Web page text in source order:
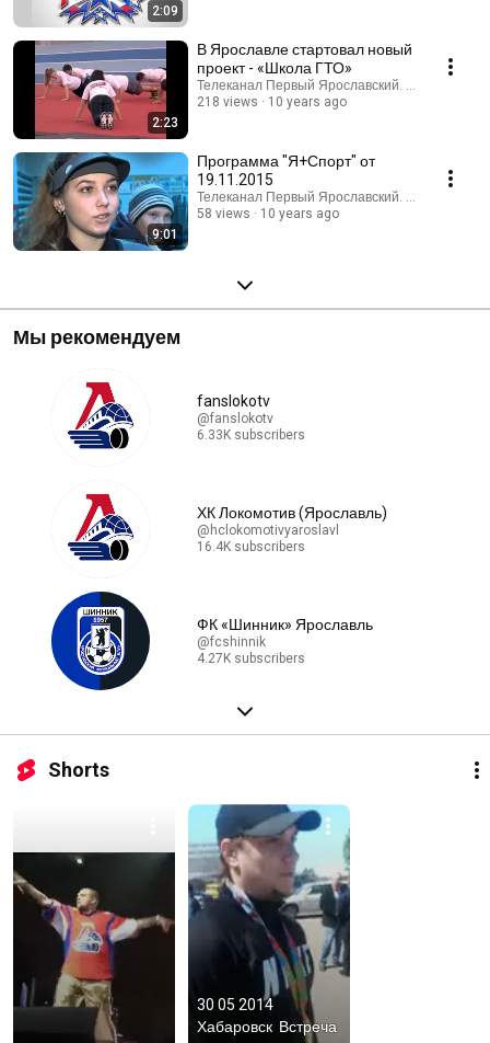
2:09
2:23
В Ярославле стартовал новый
проект - «Школа ГТО»
Телеканал Первый Ярославский. Ярославль
218 views
10 years ago
9:01
Программа "Я+Спорт" от
19.11.2015
Телеканал Первый Ярославский. Ярославль
58 views
10 years ago
Мы рекомендуем
fanslokotv
@fanslokotv
6.33K subscribers
ХК Локомотив (Ярославль)
@hclokomotivyaroslavl
16.4K subscribers
ФК «Шинник» Ярославль
@fcshinnik
4.27K subscribers
Shorts
30 05 2014
Хабаровск  Встреча